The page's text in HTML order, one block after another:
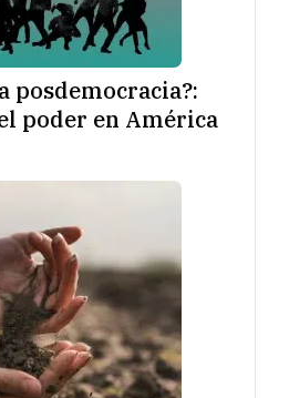
posdemocracia?:
poder en América